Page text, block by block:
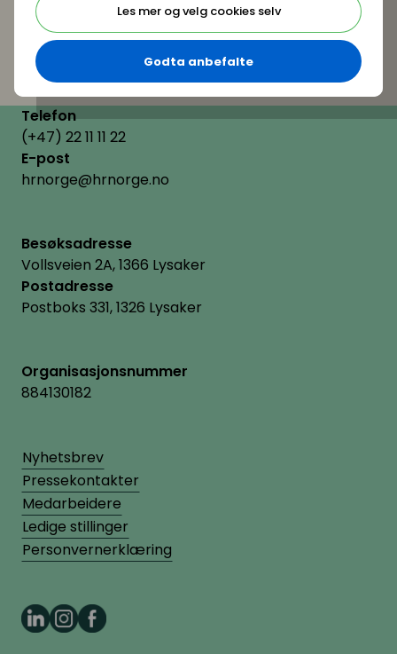
Les mer og velg cookies selv
Godta anbefalte
Telefon
(+47) 22 11 11 22
E-post
hrnorge@hrnorge.no
Besøksadresse
Vollsveien 2A, 1366 Lysaker
Postadresse
Postboks 331, 1326 Lysaker
Organisasjonsnummer
884130182
Nyhetsbrev
Pressekontakter
Medarbeidere
Ledige stillinger
Personvernerklæring